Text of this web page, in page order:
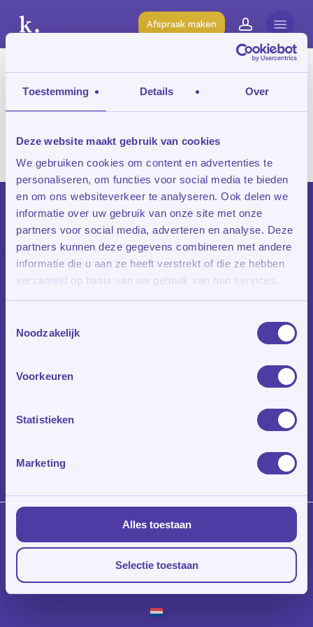
Toestemming Details Over
Deze website maakt gebruik van cookies
We gebruiken cookies om content en advertenties te
personaliseren, om functies voor social media te bieden
en om ons websiteverkeer te analyseren. Ook delen we
informatie over uw gebruik van onze site met onze
partners voor social media, adverteren en analyse. Deze
partners kunnen deze gegevens combineren met andere
informatie die u aan ze heeft verstrekt of die ze hebben
verzameld op basis van uw gebruik van hun services.
Noodzakelijk
Voorkeuren
Statistieken
Marketing
Alles toestaan
Selectie toestaan
main
content
Afspraak maken
account
Tag
leerlingen helpen
plannen
Privacy Policy|Algemene Voorwaarden
Disclaimer
linkedin